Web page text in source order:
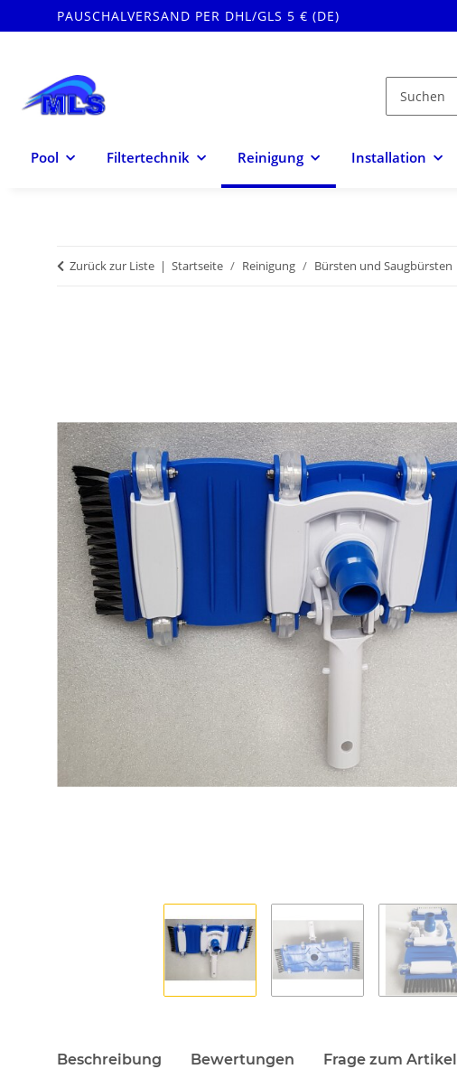
PAUSCHALVERSAND PER DHL/GLS 5 € (DE)
Pool Filtertechnik Reinigung Installation
Zurück zur Liste Startseite Reinigung Bürsten und Saugbürsten
Beschreibung Bewertungen Frage zum Artikel